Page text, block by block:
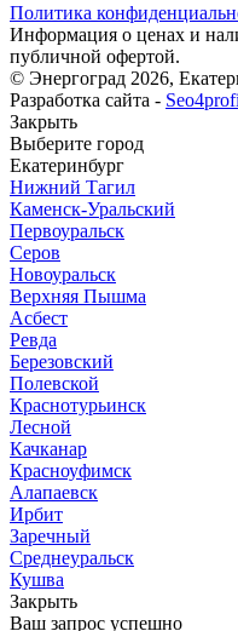
Политика
Информация о ценах и
публичной офертой.
© Энергоград 2026,
Разработка сайта -
Закрыть
Выберите город
Екатеринбург
Нижний Тагил
Каменск-Уральский
Первоуральск
Серов
Новоуральск
Верхняя Пышма
Асбест
Ревда
Березовский
Полевской
Краснотурьинск
Лесной
Качканар
Красноуфимск
Алапаевск
Ирбит
Заречный
Среднеуральск
Кушва
Закрыть
Ваш запрос успешно